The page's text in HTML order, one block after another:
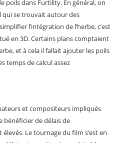
poils dans Furtility. En général, on
qui se trouvait autour des
l’intégration de l’herbe, c’est
en 3D. Certains plans comptaient
et à cela il fallait ajouter les poils
temps de calcul assez
et compositeurs impliqués
bénéficier de délais de
Le tournage du film s’est en